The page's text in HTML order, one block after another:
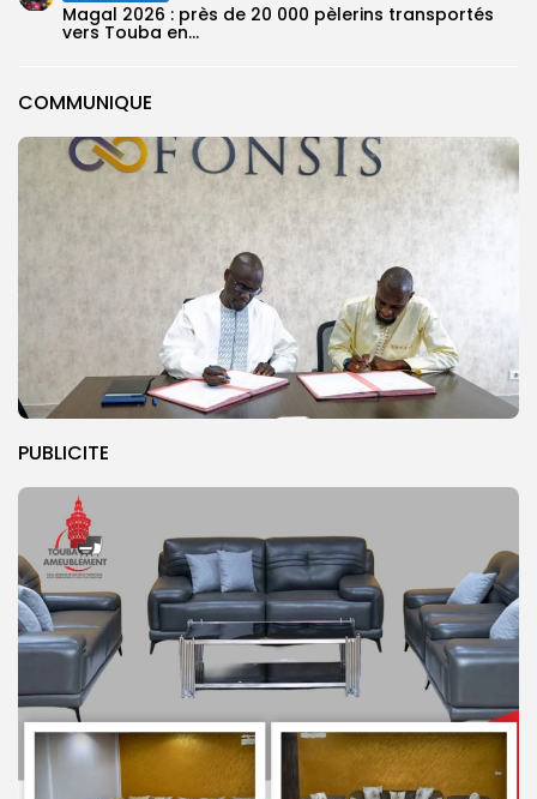
COMMUNIQUE
PUBLICITE
Magal 2026 : près de 20 000 pèlerins transportés
vers Touba en...